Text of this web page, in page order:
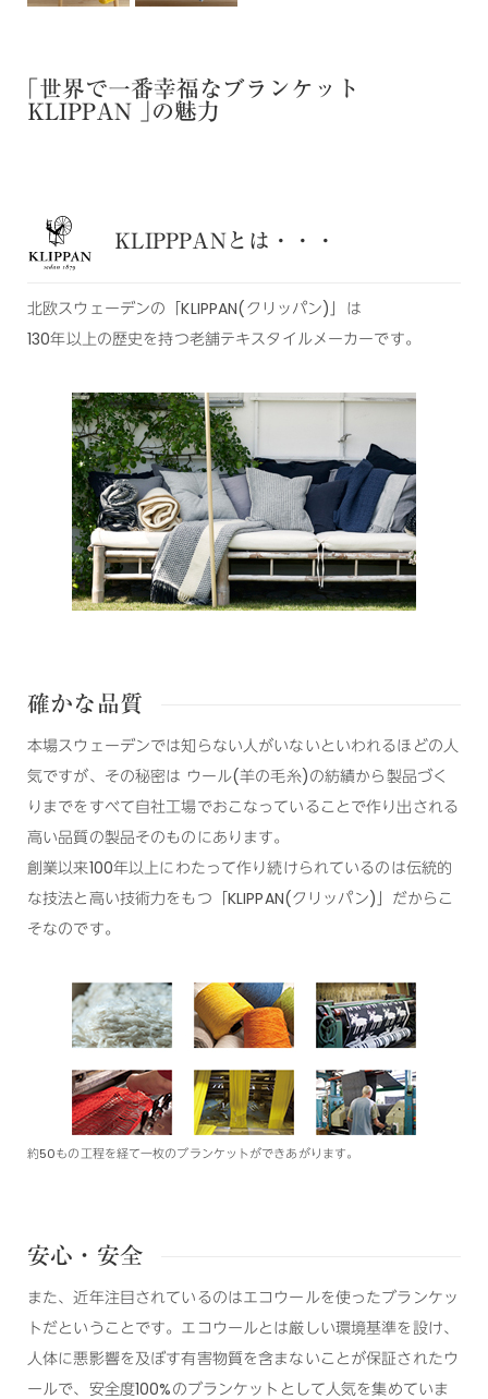
｢世界で一番幸福なブランケット
KLIPPAN ｣の魅力
KLIPPPANとは・・・
北欧スウェーデンの「KLIPPAN(クリッパン)」は
130年以上の歴史を持つ老舗テキスタイルメーカーです。
確かな品質
本場スウェーデンでは知らない人がいないといわれるほどの人
気ですが、その秘密は ウール(羊の毛糸)の紡績から製品づく
りまでをすべて自社工場でおこなっていることで作り出される
高い品質の製品そのものにあります。
創業以来100年以上にわたって作り続けられているのは伝統的
な技法と高い技術力をもつ「KLIPPAN(クリッパン)」だからこ
そなのです。
約50もの工程を経て一枚のブランケットができあがります。
安心・安全
また、近年注目されているのはエコウールを使ったブランケッ
トだということです。エコウールとは厳しい環境基準を設け、
人体に悪影響を及ぼす有害物質を含まないことが保証されたウ
ールで、安全度100%のブランケットとして人気を集めていま